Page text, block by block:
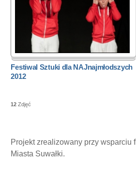
Festiwal Sztuki dla NAJnajmłodszych
2012
12 Zdjęć
Projekt zrealizowany przy wsparciu
Miasta Suwałki.